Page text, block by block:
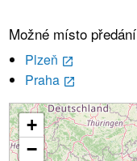
Možné místo předání
Plzeň launch
Praha launch
+
−